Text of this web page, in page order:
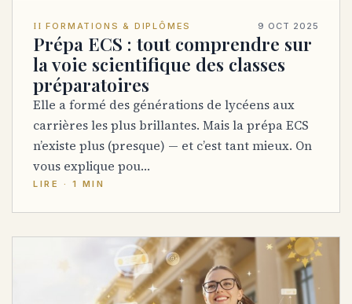
II FORMATIONS & DIPLÔMES 9 OCT 2025
Prépa ECS : tout comprendre sur
la voie scientifique des classes
préparatoires
Elle a formé des générations de lycéens aux
carrières les plus brillantes. Mais la prépa ECS
n’existe plus (presque) — et c’est tant mieux. On
vous explique pou…
LIRE · 1 MIN